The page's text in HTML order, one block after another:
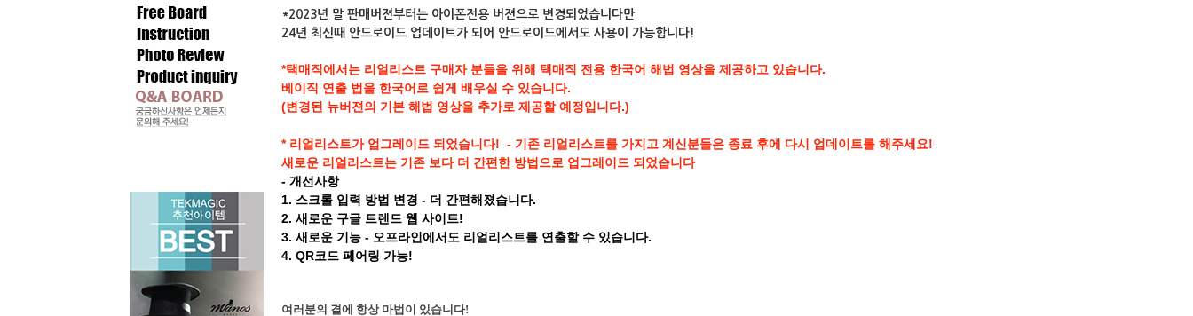
*2023년 말 판매버젼부터는 아이폰전용 버젼으로 변경되었습니다만
24년 최신때 안드로이드 업데이트가 되어 안드로이드에서도 사용이 가능합니다!
*택매직에서는 리얼리스트 구매자 분들을 위해 택매직 전용 한국어 해법 영상을 제공하고 있습니다.
베이직 연출 법을 한국어로 쉽게 배우실 수 있습니다.
(변경된 뉴버젼의 기본 해법 영상을 추가로 제공할 예정입니다.)
* 리얼리스트가 업그레이드 되었습니다! - 기존 리얼리스트를 가지고 계신분들은 종료 후에 다시 업데이트를 해주세요!
새로운 리얼리스트는 기존 보다 더 간편한 방법으로 업그레이드 되었습니다
- 개선사항
1. 스크롤 입력 방법 변경 - 더 간편해졌습니다.
2. 새로운 구글 트렌드 웹 사이트!
3. 새로운 기능 - 오프라인에서도 리얼리스트를 연출할 수 있습니다.
4. QR코드 페어링 가능!
여러분의 곁에 항상 마법이 있습니다!